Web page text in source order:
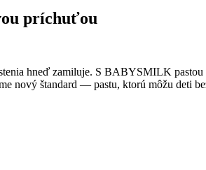
príchuťou
hneď zamiluje. S BABYSMILK pastou
nový štandard — pastu, ktorú môžu deti